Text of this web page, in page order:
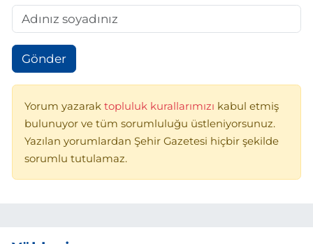
Gönder
Yorum yazarak topluluk kurallarımızı kabul etmiş
bulunuyor ve tüm sorumluluğu üstleniyorsunuz.
Yazılan yorumlardan Şehir Gazetesi hiçbir şekilde
sorumlu tutulamaz.